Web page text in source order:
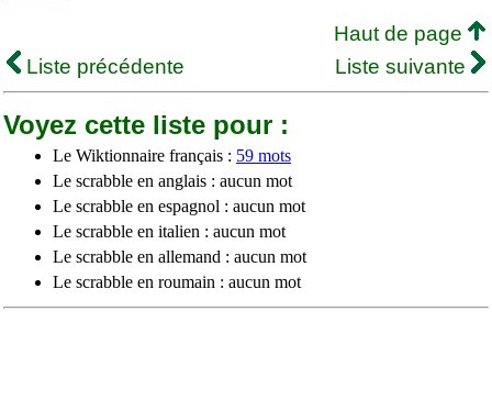
Haut de page
Liste précédente
Liste suivante
Voyez cette liste pour :
Le Wiktionnaire français : 59 mots
Le scrabble en anglais : aucun mot
Le scrabble en espagnol : aucun mot
Le scrabble en italien : aucun mot
Le scrabble en allemand : aucun mot
Le scrabble en roumain : aucun mot